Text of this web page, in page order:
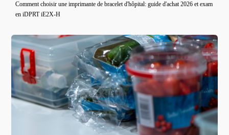
Comment choisir une imprimante de bracelet d'hôpital: guide d'achat 2026 et exam
en iDPRT iE2X-H